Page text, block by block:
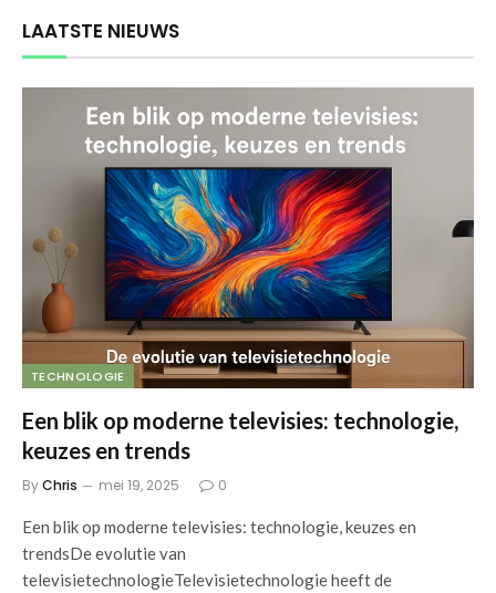
LAATSTE NIEUWS
TECHNOLOGIE
Een blik op moderne televisies: technologie,
keuzes en trends
ByChris mei 19, 2025 0
Een blik op moderne televisies: technologie, keuzes en
trendsDe evolutie van
televisietechnologieTelevisietechnologie heeft de